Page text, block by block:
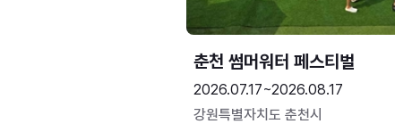
춘천 썸머워터 페스티벌
2026.07.17~2026.08.17
강원특별자치도 춘천시